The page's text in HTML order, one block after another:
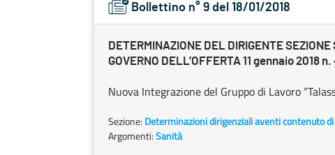
Bollettino n° 9 del 18/01/2018
DETERMINAZIONE DEL DIRIGENTE SEZIONE
GOVERNO DELL’OFFERTA 11 gennaio 2018 n.
Nuova Integrazione del Gruppo di Lavoro
Sezione: Determinazioni dirigenziali aventi contenuto
Argomenti:Sanità